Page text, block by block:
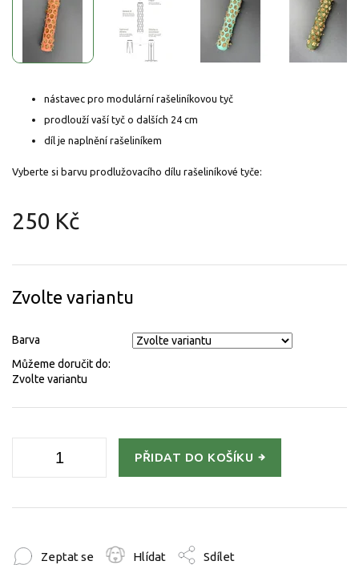
250 Kč
cena:
Zvolte variantu
Barva
Můžeme doručit do:
Zvolte variantu
PŘIDAT DO KOŠÍKU
nástavec pro modulární rašeliníkovou tyč
prodlouží vaší tyč o dalších 24 cm
díl je naplnění rašeliníkem
Vyberte si barvu prodlužovacího dílu rašeliníkové tyče:
Zeptat se Hlídat Sdílet